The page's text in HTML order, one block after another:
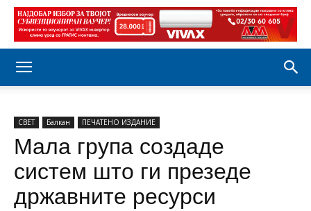
СВЕТ Балкан ПЕЧАТЕНО ИЗДАНИЕ
Мала група создаде
систем што ги презеде
државните ресурси